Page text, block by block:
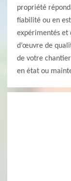
propriété
fiabilité ou en
expérimentés et
d’œuvre de
de votre
en état ou